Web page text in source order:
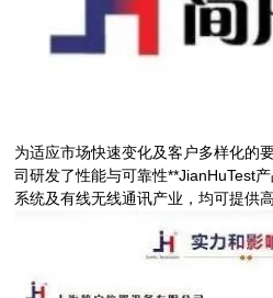
为适应市场快速变化及客户多样化的
司研发了性能与可靠性**JianHuTest
系统及有线无线通讯产业，均可提供